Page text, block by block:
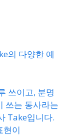
의 다양한 예
쓰이고, 분명
쓰는 동사라는
Take입니다.
현이